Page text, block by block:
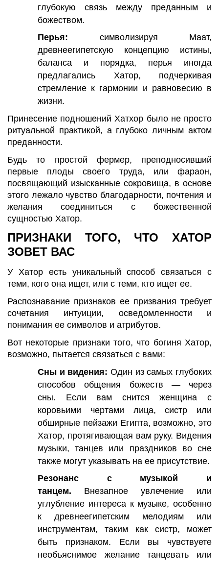
глубокую связь между преданным и
божеством.
Перья: символизируя Маат,
древнеегипетскую концепцию истины,
баланса и порядка, перья иногда
предлагались Хатор, подчеркивая
стремление к гармонии и равновесию в
жизни.
Принесение подношений Хатхор было не просто
ритуальной практикой, а глубоко личным актом
преданности.
Будь то простой фермер, преподносивший
первые плоды своего труда, или фараон,
посвящающий изысканные сокровища, в основе
этого лежало чувство благодарности, почтения и
желания соединиться с божественной
сущностью Хатор.
ПРИЗНАКИ ТОГО, ЧТО ХАТОР
ЗОВЕТ ВАС
У Хатор есть уникальный способ связаться с
теми, кого она ищет, или с теми, кто ищет ее.
Распознавание признаков ее призвания требует
сочетания интуиции, осведомленности и
понимания ее символов и атрибутов.
Вот некоторые признаки того, что богиня Хатор,
возможно, пытается связаться с вами:
Сны и видения: Один из самых глубоких
способов общения божеств — через
сны. Если вам снится женщина с
коровьими чертами лица, систр или
обширные пейзажи Египта, возможно, это
Хатор, протягивающая вам руку. Видения
музыки, танцев или праздников во сне
также могут указывать на ее присутствие.
Резонанс с музыкой и
танцем. Внезапное увлечение или
углубление интереса к музыке, особенно
к древнеегипетским мелодиям или
инструментам, таким как систр, может
быть признаком. Если вы чувствуете
необъяснимое желание танцевать или